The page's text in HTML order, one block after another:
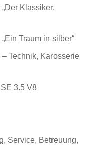
Klassiker,
Traum in silber“
Technik, Karosserie
3.5 V8
Service, Betreuung,